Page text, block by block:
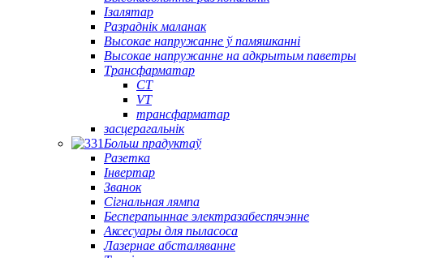
Ізалятар
Разраднік маланак
Высокае напружанне ў памяшканні
Высокае напружанне на адкрытым паветры
Трансфарматар
CT
VT
трансфарматар
засцерагальнік
Больш прадуктаў
Разетка
Інвертар
Званок
Сігнальная лямпа
Бесперапыннае электразабеспячэнне
Аксесуары для пыласоса
Лазернае абсталяванне